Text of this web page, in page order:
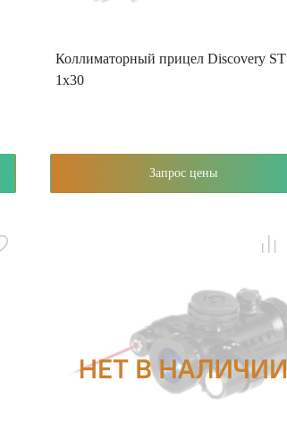
Коллиматорный прицел Discovery ST
1x30
Запрос цены